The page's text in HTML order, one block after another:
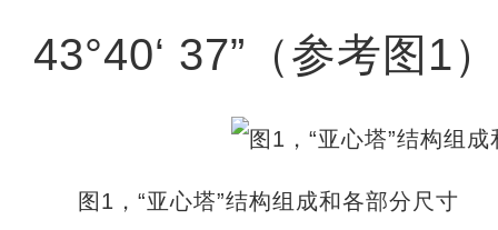
43°40‘ 37”（参考图1
图1，“亚心塔”结构组成和各部分尺寸